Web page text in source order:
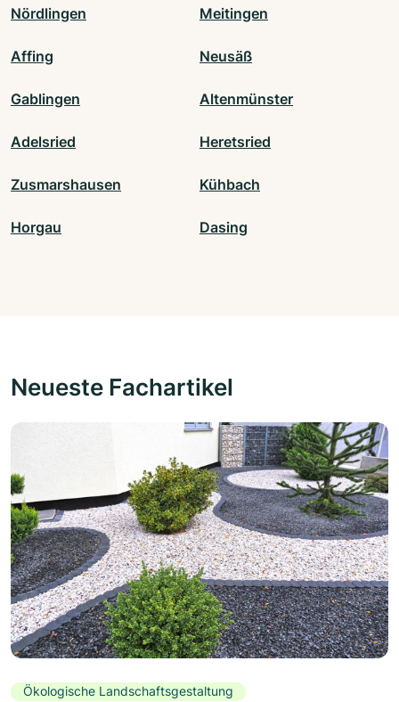
Nördlingen Meitingen
Affing Neusäß
Gablingen Altenmünster
Adelsried Heretsried
Zusmarshausen Kühbach
Horgau Dasing
Neueste Fachartikel
Ökologische Landschaftsgestaltung